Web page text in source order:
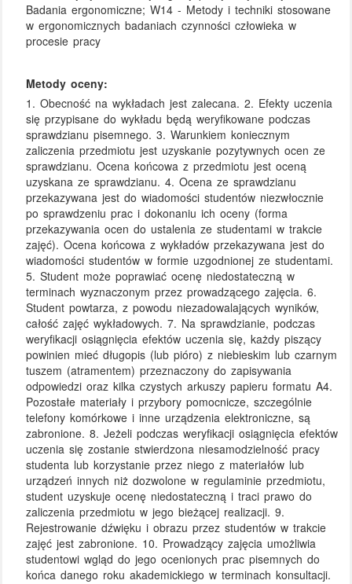
Badania ergonomiczne; W14 - Metody i techniki stosowane
w ergonomicznych badaniach czynności człowieka w
procesie pracy
Metody oceny:
1. Obecność na wykładach jest zalecana. 2. Efekty uczenia
się przypisane do wykładu będą weryfikowane podczas
sprawdzianu pisemnego. 3. Warunkiem koniecznym
zaliczenia przedmiotu jest uzyskanie pozytywnych ocen ze
sprawdzianu. Ocena końcowa z przedmiotu jest oceną
uzyskana ze sprawdzianu. 4. Ocena ze sprawdzianu
przekazywana jest do wiadomości studentów niezwłocznie
po sprawdzeniu prac i dokonaniu ich oceny (forma
przekazywania ocen do ustalenia ze studentami w trakcie
zajęć). Ocena końcowa z wykładów przekazywana jest do
wiadomości studentów w formie uzgodnionej ze studentami.
5. Student może poprawiać ocenę niedostateczną w
terminach wyznaczonym przez prowadzącego zajęcia. 6.
Student powtarza, z powodu niezadowalających wyników,
całość zajęć wykładowych. 7. Na sprawdzianie, podczas
weryfikacji osiągnięcia efektów uczenia się, każdy piszący
powinien mieć długopis (lub pióro) z niebieskim lub czarnym
tuszem (atramentem) przeznaczony do zapisywania
odpowiedzi oraz kilka czystych arkuszy papieru formatu A4.
Pozostałe materiały i przybory pomocnicze, szczególnie
telefony komórkowe i inne urządzenia elektroniczne, są
zabronione. 8. Jeżeli podczas weryfikacji osiągnięcia efektów
uczenia się zostanie stwierdzona niesamodzielność pracy
studenta lub korzystanie przez niego z materiałów lub
urządzeń innych niż dozwolone w regulaminie przedmiotu,
student uzyskuje ocenę niedostateczną i traci prawo do
zaliczenia przedmiotu w jego bieżącej realizacji. 9.
Rejestrowanie dźwięku i obrazu przez studentów w trakcie
zajęć jest zabronione. 10. Prowadzący zajęcia umożliwia
studentowi wgląd do jego ocenionych prac pisemnych do
końca danego roku akademickiego w terminach konsultacji.